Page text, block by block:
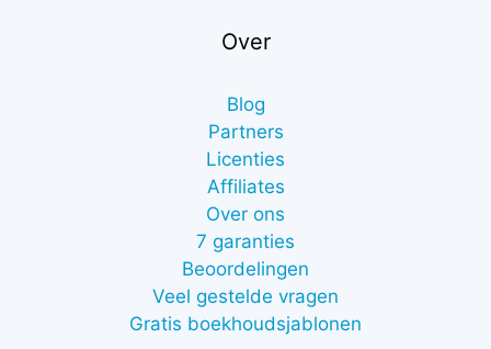
Over
Blog
Partners
Licenties
Affiliates
Over ons
7 garanties
Beoordelingen
Veel gestelde vragen
Gratis boekhoudsjablonen